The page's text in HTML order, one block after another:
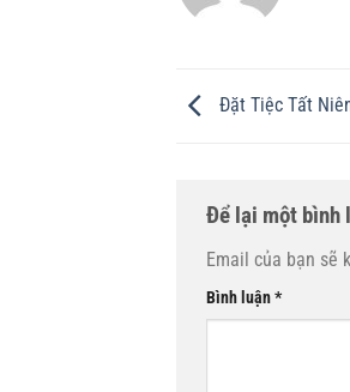
Đặt Tiệc Tất
Để lại một bình
Email của bạn sẽ
Bình luận*